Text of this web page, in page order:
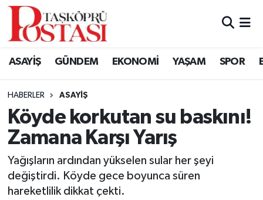
ASAYİŞ GÜNDEM EKONOMİ YAŞAM SPOR
HABERLER ASAYIŞ
Köyde korkutan su baskını!
Zamana Karşı Yarış
Yağışların ardından yükselen sular her şeyi
değiştirdi. Köyde gece boyunca süren
hareketlilik dikkat çekti.
Kastamonu Vefat Edenler
Araç Haberleri
Azdavay Haberleri
Bozkurt Haberleri